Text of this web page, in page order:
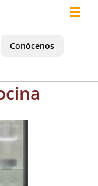
Conócenos
cuando